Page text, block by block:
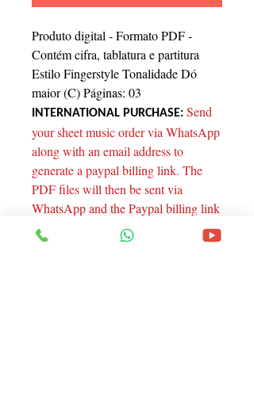
Produto digital - Formato PDF -
Contém cifra, tablatura e partitura
Estilo Fingerstyle Tonalidade Dó
maior (C) Páginas: 03
INTERNATIONAL PURCHASE: Send
your sheet music order via WhatsApp
along with an email address to
generate a paypal billing link. The
PDF files will then be sent via
WhatsApp and the Paypal billing link
will be sent to your email. Thanks!